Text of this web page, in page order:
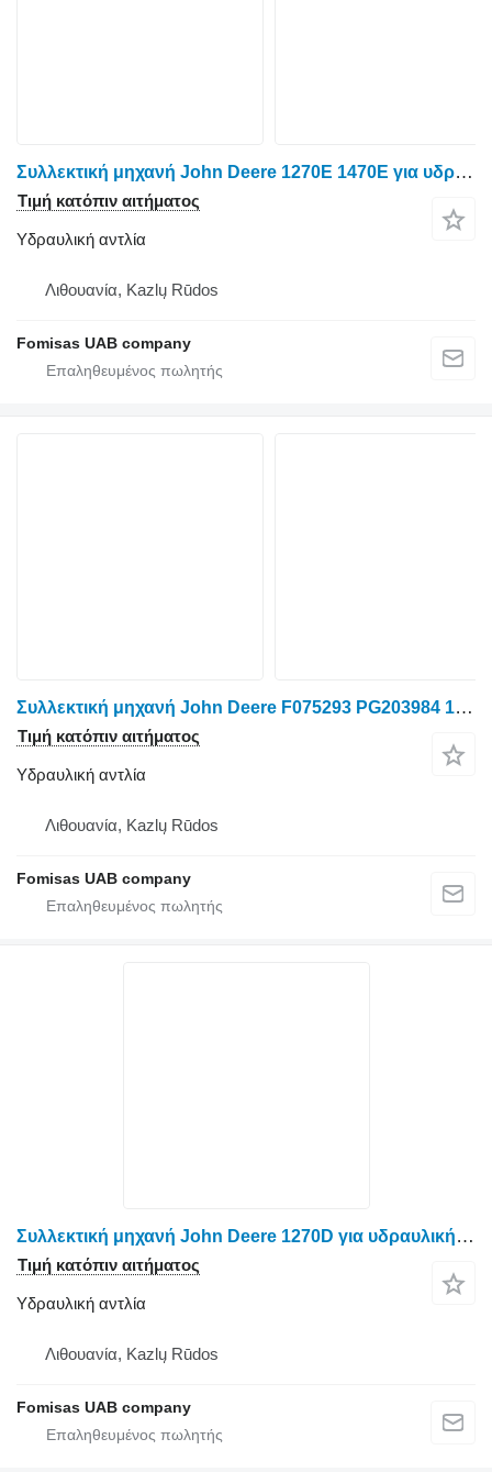
Συλλεκτική μηχανή John Deere 1270E 1470E για υδραυλική αντλία John Deere F072672 PG201535
Τιμή κατόπιν αιτήματος
Υδραυλική αντλία
Λιθουανία, Kazlų Rūdos
Fomisas UAB company
Συλλεκτική μηχανή John Deere F075293 PG203984 1270E 1470E για υδραυλική αντλία
Τιμή κατόπιν αιτήματος
Υδραυλική αντλία
Λιθουανία, Kazlų Rūdos
Fomisas UAB company
Συλλεκτική μηχανή John Deere 1270D για υδραυλική αντλία
Τιμή κατόπιν αιτήματος
Υδραυλική αντλία
Λιθουανία, Kazlų Rūdos
Fomisas UAB company